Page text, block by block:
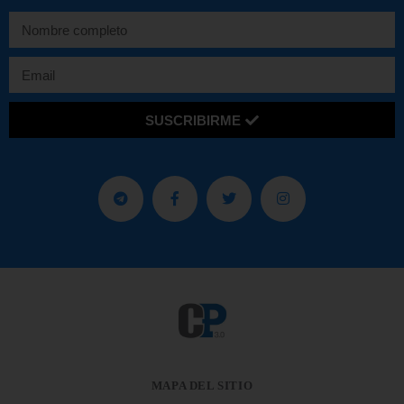
SUSCRIBIRME
MAPA DEL SITIO